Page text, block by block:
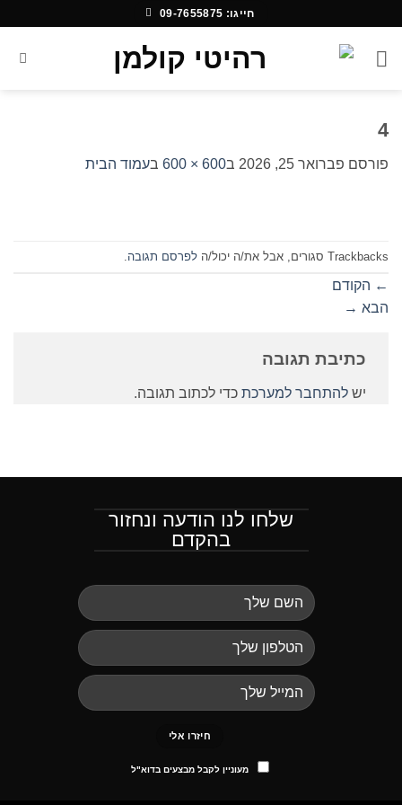
content
חייגו: 09-7655875
4
פורסם פברואר 25, 2026 ב600 × 600 בעמוד הבית
Trackbacks סגורים, אבל את/ה יכול/ה לפרסם תגובה
← הקודם
הבא →
כתיבת תגובה
יש להתחבר למערכת כדי לכתוב תגובה.
שלחו לנו הודעה ונחזור
בהקדם
מעוניין לקבל מבצעים בדוא"ל